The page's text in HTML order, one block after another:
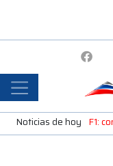
Noticias de hoy F1: